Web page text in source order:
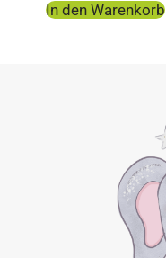
In den Warenkorb